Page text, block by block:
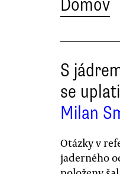
S
se
Milan
Otázky v
jaderného